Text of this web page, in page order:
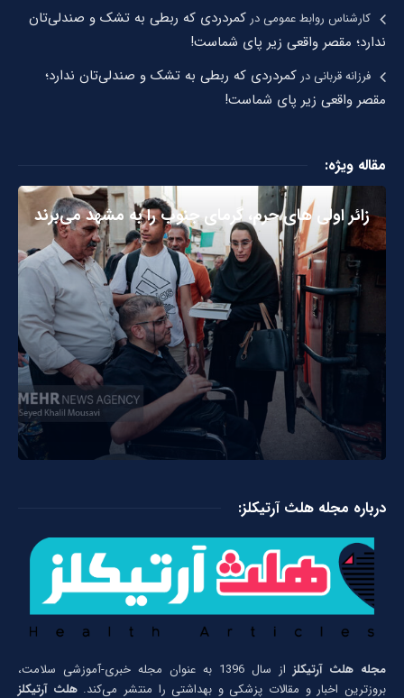
کارشناس روابط عمومیدر کمردردی که ربطی به تشک و صندلی‌تان
ندارد؛ مقصر واقعی زیر پای شماست!
فرزانه قربانیدر کمردردی که ربطی به تشک و صندلی‌تان ندارد؛
مقصر واقعی زیر پای شماست!
مقاله ویژه:
زائر اولی های حرم، گرمای جنوب را به مشهد می‌برند
درباره مجله هلث آرتیکلز:
مجله هلث آرتیکلز
از سال 1396 به عنوان مجله خبری-آموزشی سلامت،
بروزترین اخبار و مقالات پزشکی و بهداشتی را منتشر می‌کند.هلث آرتیکلز